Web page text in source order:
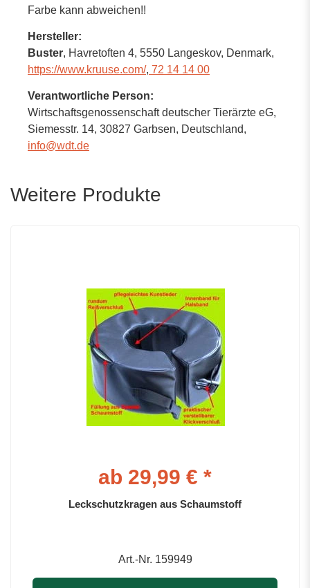
Farbe kann abweichen!!
Hersteller:
Buster, Havretoften 4, 5550 Langeskov, Denmark,
https://www.kruuse.com/, 72 14 14 00
Verantwortliche Person:
Wirtschaftsgenossenschaft deutscher Tierärzte eG,
Siemesstr. 14, 30827 Garbsen, Deutschland,
info@wdt.de
Weitere Produkte
ab 29,99 € *
Leckschutzkragen aus Schaumstoff
Art.-Nr. 159949